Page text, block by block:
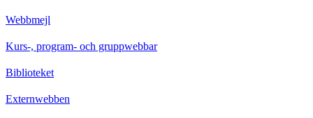
Webbmejl
Kurs-, program- och gruppwebbar
Biblioteket
Externwebben